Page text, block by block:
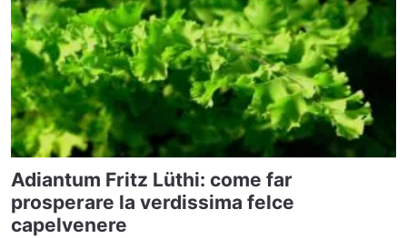
Adiantum Fritz Lüthi: come far
prosperare la verdissima felce
capelvenere